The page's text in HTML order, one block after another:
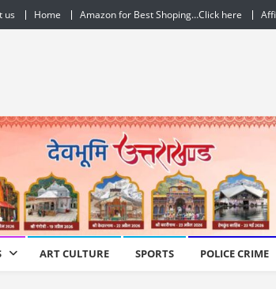
us Home Amazon for Best Shoping…Click here
ART CULTURE SPORTS POLICE CRIME